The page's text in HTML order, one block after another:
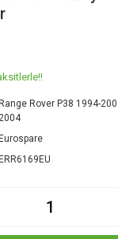
Rover P38 1994-
2004